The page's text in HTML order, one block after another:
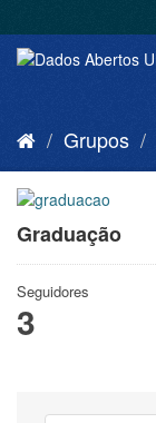
Grupos
Graduação
Seguidores
3